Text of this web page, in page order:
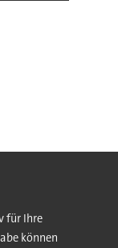
für Ihre
können